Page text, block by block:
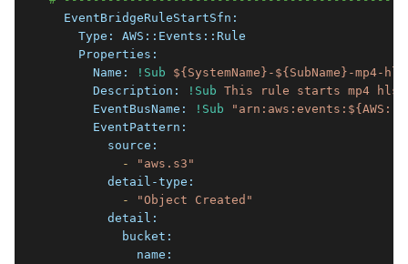
  EventBridgeRuleStartSfn:
    Type:
AWS::Events::Rule
    Properties:
      Name:
!Sub
${SystemName}-${SubName}-
      Description:
!Sub This rule starts mp4 hls
      EventBusName:
!Sub
      EventPattern:
        source:
          -
"aws.s3"
        detail-type:
          -
"Object Created"
        detail:
          bucket:
            name: